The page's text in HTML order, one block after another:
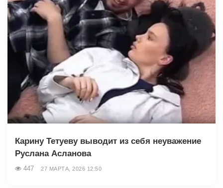
Карину Тетуеву выводит из себя неуважение
Руслана Асланова
447 27 МАРТА, 2026 12:50